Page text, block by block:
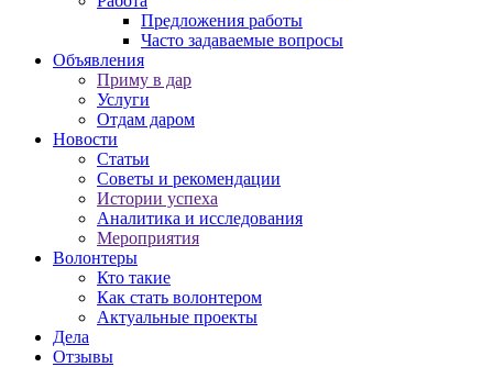
Предложения работы
Часто задаваемые вопросы
Объявления
Приму в дар
Услуги
Отдам даром
Новости
Статьи
Советы и рекомендации
Истории успеха
Аналитика и исследования
Мероприятия
Волонтеры
Кто такие
Как стать волонтером
Актуальные проекты
Дела
Отзывы